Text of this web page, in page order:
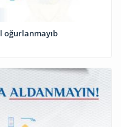
oğurlanmayıb